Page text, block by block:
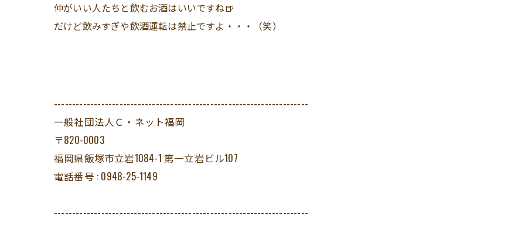
仲がいい人たちと飲むお酒はいいですね🍺
だけど飲みすぎや飲酒運転は禁止ですよ・・・（笑）
----------------------------------------------------------------------
一般社団法人Ｃ・ネット福岡
〒820-0003
福岡県飯塚市立岩1084-1 第一立岩ビル107
電話番号 : 0948-25-1149
----------------------------------------------------------------------